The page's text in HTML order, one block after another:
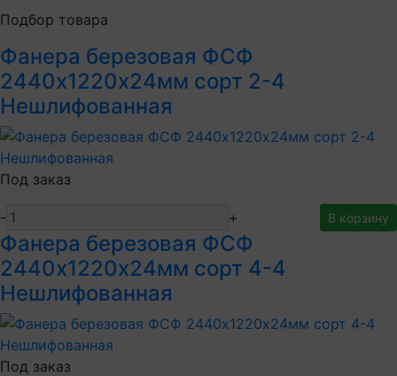
Подбор товара
Фанера березовая ФСФ
2440х1220х24мм сорт 2-4
Нешлифованная
Под заказ
- + В корзину
Фанера березовая ФСФ
2440х1220х24мм сорт 4-4
Нешлифованная
Под заказ